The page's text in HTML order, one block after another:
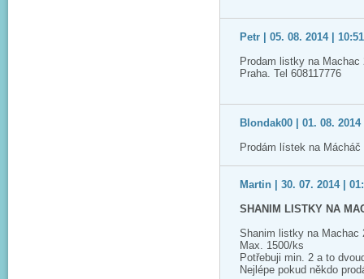
Petr | 05. 08. 2014 |
Prodam listky na
Praha. Tel 608117776
Blondak00 | 01. 08. 2014
Prodám lístek na
Martin | 30. 07. 2014 |
SHANIM LISTKY NA
Shanim listky na Machac
Max. 1500/ks
Potřebuji min. 2 a to
Nejlépe pokud někdo